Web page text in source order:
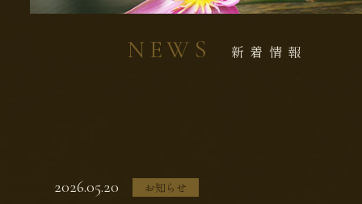
NEWS 新 着 情 報
2026.05.20 お知らせ